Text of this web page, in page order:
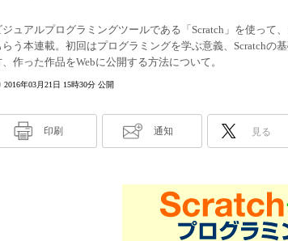
ジュアルプログラミングツールである「Scratch」を使って
らう本連載。初回はプログラミングを学ぶ意義、Scratchの
、作った作品をWebに公開する方法について。
2016年03月21日 15時30分 公開
印刷 通知 見る